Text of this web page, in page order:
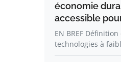
économie
accessible
EN BREF
technologies à